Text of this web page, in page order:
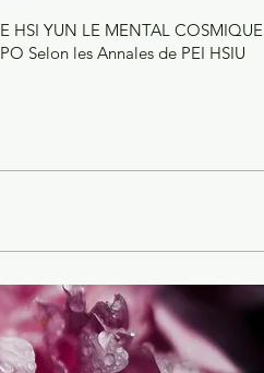
HSI YUN LE MENTAL COSMIQUE
Selon les Annales de PEI HSIU